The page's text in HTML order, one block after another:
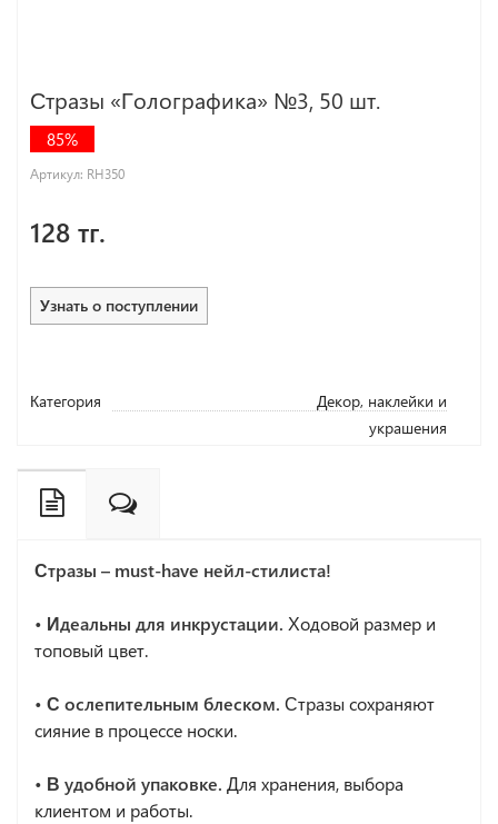
Стразы «Голографика» №3, 50 шт.
85%
Артикул: RH350
128 тг.
Узнать о поступлении
Категория
Декор, наклейки и
украшения
Стразы – must-have нейл-стилиста!
• Идеальны для инкрустации. Ходовой размер и
топовый цвет.
• С ослепительным блеском. Стразы сохраняют
сияние в процессе носки.
• В удобной упаковке. Для хранения, выбора
клиентом и работы.